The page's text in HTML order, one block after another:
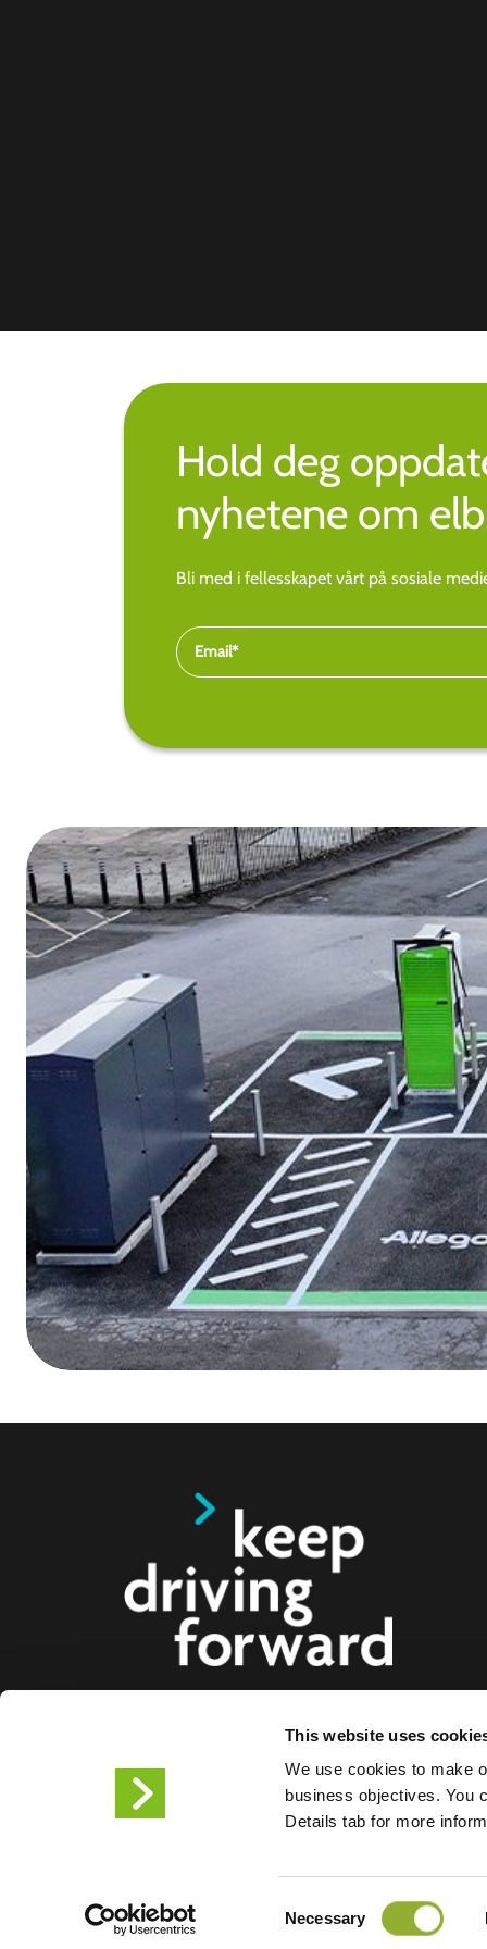
This website uses
We use cookies to make
business objectives. You
Details tab for more
Necessary
Hold deg
nyhetene om
Bli med i fellesskapet vårt på sosiale
Vi tilbyr smarte ladeløsninger for elbiler,
lastebiler til forbrukere, bedrifter og byer. Våre
ladeløsninger gjør det enklere for bedrifter og
infrastrukturen elbilister trenger, samtidig som
Vilkår for bruk
Informasjonskapsler